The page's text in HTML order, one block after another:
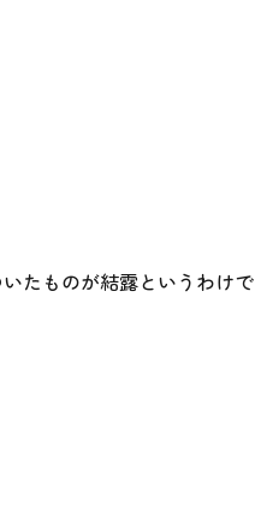
たものが結露というわけで